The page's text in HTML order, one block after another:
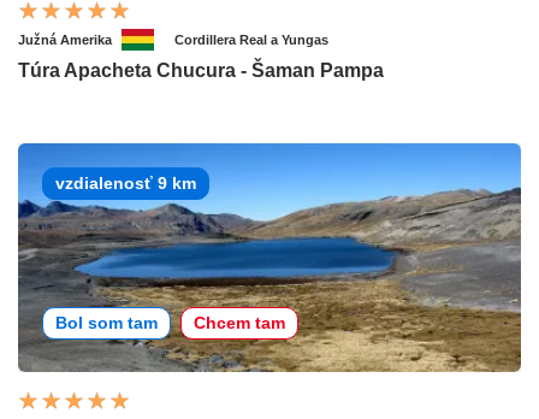
Južná Amerika Cordillera Real a Yungas
Túra Apacheta Chucura - Šaman Pampa
vzdialenosť 9 km
Bol som tam Chcem tam